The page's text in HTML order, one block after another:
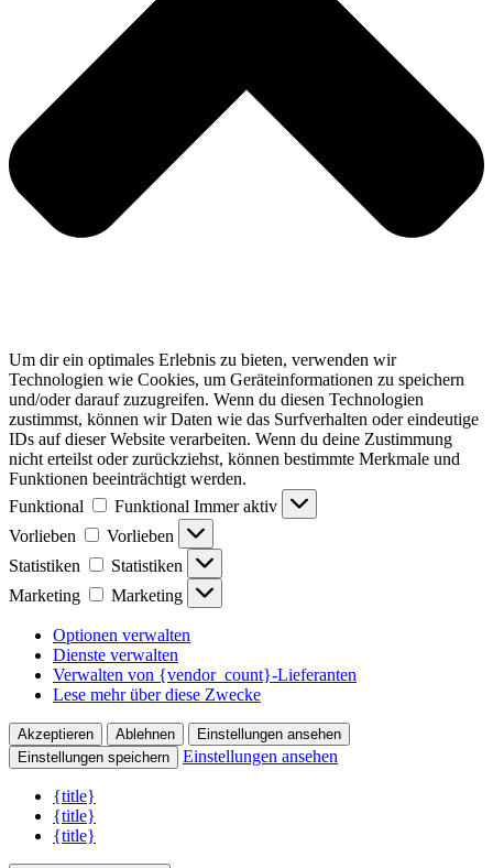
Um dir ein optimales Erlebnis zu bieten, verwenden wir
Technologien wie Cookies, um Geräteinformationen zu speichern
und/oder darauf zuzugreifen. Wenn du diesen Technologien
zustimmst, können wir Daten wie das Surfverhalten oder eindeutige
IDs auf dieser Website verarbeiten. Wenn du deine Zustimmung
nicht erteilst oder zurückziehst, können bestimmte Merkmale und
Funktionen beeinträchtigt werden.
Funktional
Funktional Immer aktiv
Vorlieben
Vorlieben
Statistiken
Statistiken
Marketing
Marketing
Optionen verwalten
Dienste verwalten
Verwalten von {vendor_count}-Lieferanten
Lese mehr über diese Zwecke
Akzeptieren Ablehnen
Einstellungen ansehen
Einstellungen speichern
Einstellungen ansehen
{title}
{title}
{title}